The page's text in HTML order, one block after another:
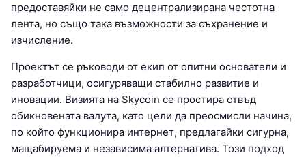
предоставяйки не само децентрализирана честотна
лента, но също така възможности за съхранение и
изчисление.
Проектът се ръководи от екип от опитни основатели и
разработчици, осигуряващи стабилно развитие и
иновации. Визията на Skycoin се простира отвъд
обикновената валута, като цели да преосмисли начина,
по който функционира интернет, предлагайки сигурна,
мащабируема и независима алтернатива. Този подход